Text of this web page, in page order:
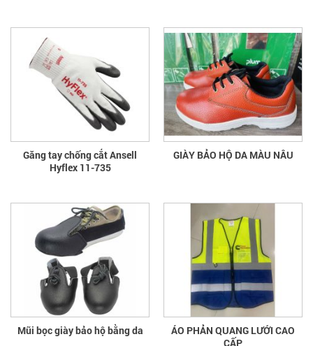
Găng tay chống cắt Ansell
Hyflex 11-735
GIÀY BẢO HỘ DA MÀU NÂU
Mũi bọc giày bảo hộ bằng da
ÁO PHẢN QUANG LƯỚI CAO
CẤP